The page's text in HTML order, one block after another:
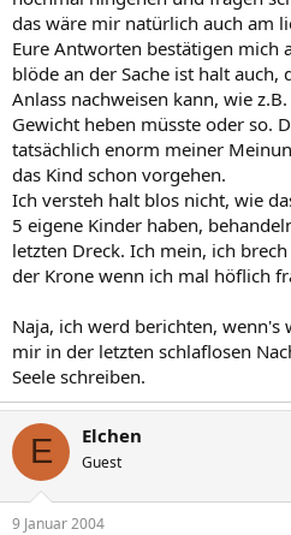
das wäre mir natürlich auch am
Eure Antworten bestätigen mich
blöde an der Sache ist halt auch,
Anlass nachweisen kann, wie
Gewicht heben müsste oder so.
tatsächlich enorm meiner
das Kind schon vorgehen.
Ich versteh halt blos nicht, wie
5 eigene Kinder haben,
letzten Dreck. Ich mein, ich
der Krone wenn ich mal höflich
Naja, ich werd berichten, wenn's
mir in der letzten schlaflosen
Seele schreiben.
E Elchen
Guest
9 Januar 2004